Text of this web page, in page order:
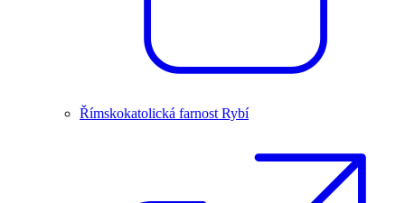
Římskokatolická farnost Rybí